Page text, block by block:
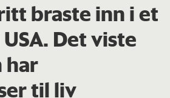
braste inn i et
Det viste
har
til liv